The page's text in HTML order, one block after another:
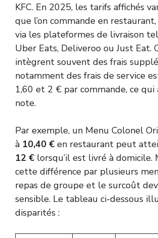
KFC. En 2025, les tarifs affichés
que l’on commande en
via les plateformes de livraison
Uber Eats, Deliveroo ou Just Eat.
intègrent souvent des frais
notamment des frais de service
1,60 et 2 € par commande, ce
note.
Par exemple, un Menu Colonel
à 10,40 € en restaurant peut
12 € lorsqu’il est livré à
cette différence par plusieurs
repas de groupe et le surcoût
sensible. Le tableau ci-dessous
disparités :